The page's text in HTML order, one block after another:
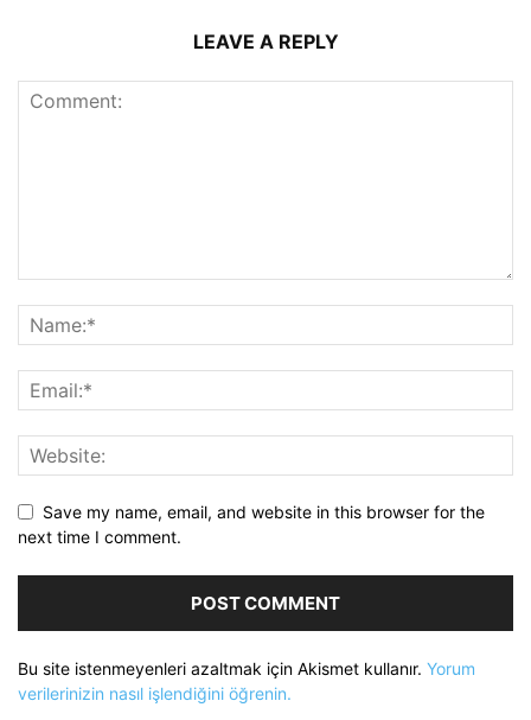
LEAVE A REPLY
Save my name, email, and website in this browser for the
next time I comment.
Bu site istenmeyenleri azaltmak için Akismet kullanır. Yorum
verilerinizin nasıl işlendiğini öğrenin.